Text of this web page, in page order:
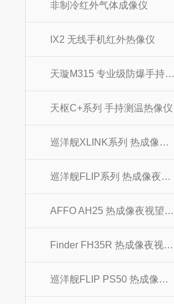
非制冷红外气体成像仪
IX2 无线手机红外热像仪
天璇M315 专业级防爆手持热像仪
天枢C+系列 手持测温热像仪
巡洋舰XLINK系列 热成像夜视望远镜
巡洋舰FLIP系列 热成像夜视望远镜
AFFO AH25 热成像夜视望远镜
Finder FH35R 热成像夜视望远镜
巡洋舰FLIP PS50 热成像夜视望远镜